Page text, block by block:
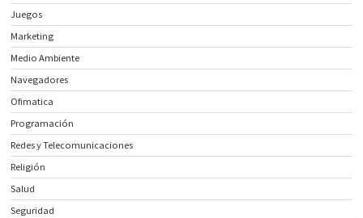
Juegos
Marketing
Medio Ambiente
Navegadores
Ofimatica
Programación
Redes y Telecomunicaciones
Religión
Salud
Seguridad